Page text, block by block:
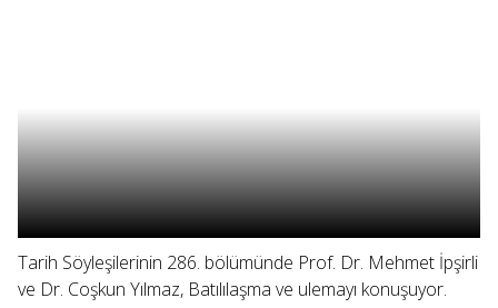
Tarih Söyleşilerinin 286. bölümünde Prof. Dr. Mehmet İpşirli
ve Dr. Coşkun Yılmaz, Batılılaşma ve ulemayı konuşuyor.